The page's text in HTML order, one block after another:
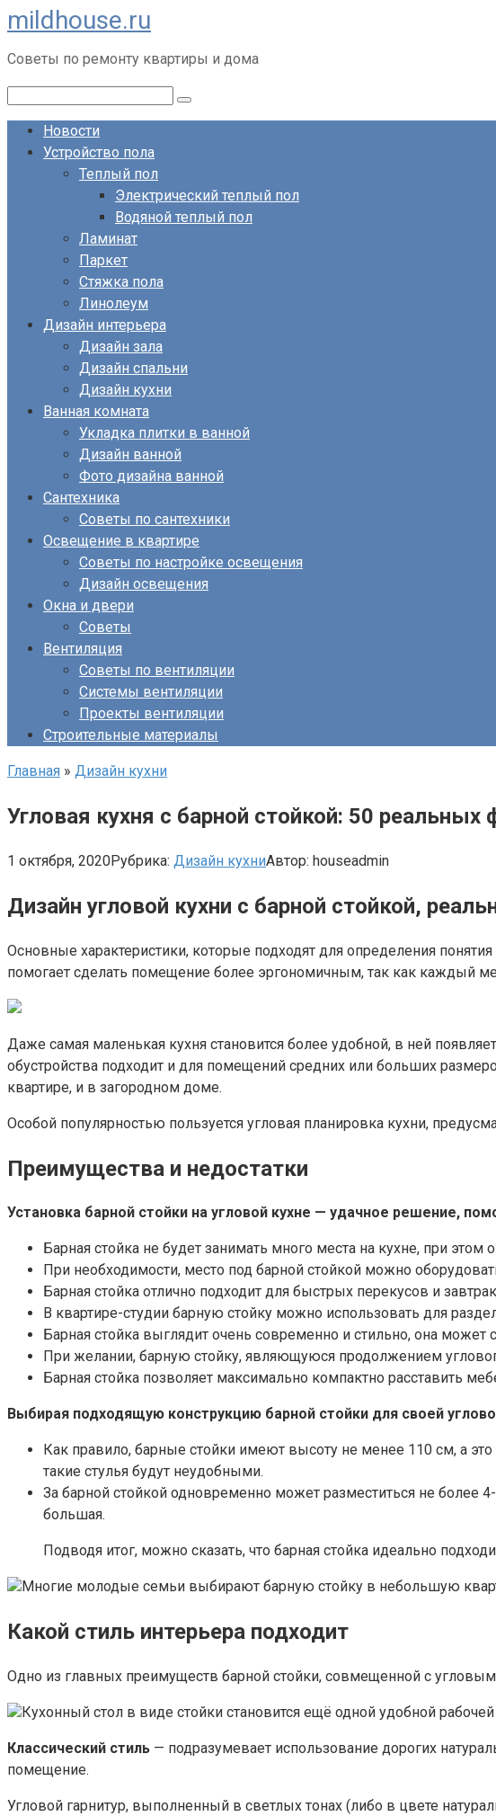
Перейти
к
контенту
mildhouse.ru
Советы по ремонту квартиры и дома
Новости
Устройство пола
Теплый пол
Электрический теплый пол
Водяной теплый пол
Ламинат
Паркет
Стяжка пола
Линолеум
Дизайн интерьера
Дизайн зала
Дизайн спальни
Дизайн кухни
Ванная комната
Укладка плитки в ванной
Дизайн ванной
Фото дизайна ванной
Сантехника
Советы по сантехники
Освещение в квартире
Советы по настройке освещения
Дизайн освещения
Окна и двери
Советы
Вентиляция
Советы по вентиляции
Системы вентиляции
Проекты вентиляции
Строительные материалы
Главная » Дизайн кухни
Угловая кухня с барной стойкой: 50 реальных
1 октября, 2020Рубрика: Дизайн кухниАвтор: houseadmin
Дизайн угловой кухни с барной стойкой,
Основные характеристики, которые подходят для определения
помогает сделать помещение более эргономичным, так как каждый
Даже самая маленькая кухня становится более удобной, в ней
обустройства подходит и для помещений средних или больших
квартире, и в загородном доме.
Особой популярностью пользуется угловая планировка кухни,
Преимущества и недостатки
Установка барной стойки на угловой кухне — удачное решение,
Барная стойка не будет занимать много места на кухне, при
При необходимости, место под барной стойкой можно
Барная стойка отлично подходит для быстрых перекусов и
В квартире-студии барную стойку можно использовать для
Барная стойка выглядит очень современно и стильно, она
При желании, барную стойку, являющуюся продолжением
Барная стойка позволяет максимально компактно расставить
Выбирая подходящую конструкцию барной стойки для своей
Как правило, барные стойки имеют высоту не менее 110 см, а
такие стулья будут неудобными.
За барной стойкой одновременно может разместиться не более
большая.
Подводя итог, можно сказать, что барная стойка идеально
Многие молодые семьи выбирают барную стойку в небольшую
Какой стиль интерьера подходит
Одно из главных преимуществ барной стойки, совмещенной с
Кухонный стол в виде стойки становится ещё одной удобной
Классический стиль — подразумевает использование дорогих
помещение.
Угловой гарнитур, выполненный в светлых тонах (либо в цвете